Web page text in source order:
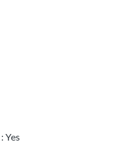
: Yes